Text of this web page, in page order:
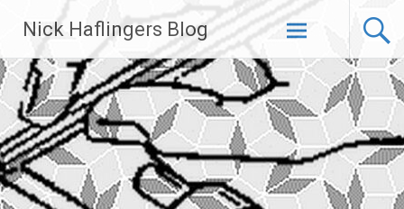
Inhalt
springen
Nick Haflingers Blog